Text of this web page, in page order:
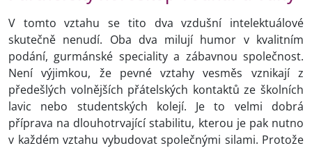
V tomto vztahu se tito dva vzdušní intelektuálové
skutečně nenudí. Oba dva milují humor v kvalitním
podání, gurmánské speciality a zábavnou společnost.
Není výjimkou, že pevné vztahy vesměs vznikají z
předešlých volnějších přátelských kontaktů ze školních
lavic nebo studentských kolejí. Je to velmi dobrá
příprava na dlouhotrvající stabilitu, kterou je pak nutno
v každém vztahu vybudovat společnými silami. Protože